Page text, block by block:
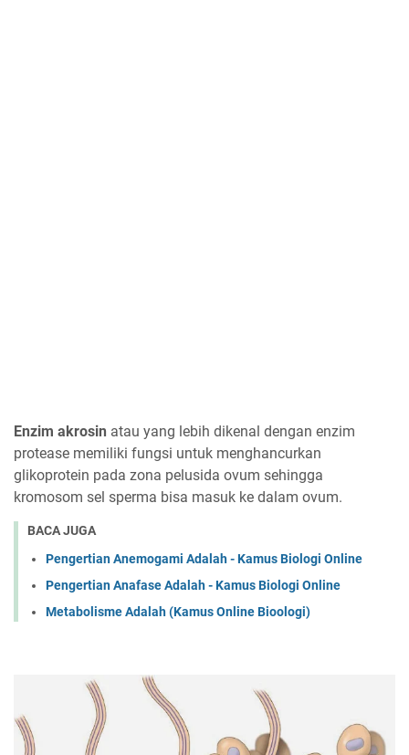
Enzim akrosin atau yang lebih dikenal dengan enzim
protease memiliki fungsi untuk menghancurkan
glikoprotein pada zona pelusida ovum sehingga
kromosom sel sperma bisa masuk ke dalam ovum.
BACA JUGA
Pengertian Anemogami Adalah - Kamus Biologi Online
Pengertian Anafase Adalah - Kamus Biologi Online
Metabolisme Adalah (Kamus Online Bioologi)